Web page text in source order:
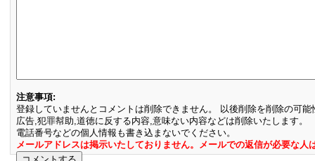
注意事項:
登録していませんとコメントは削除できません。 以後削除を削除の可
広告,犯罪幇助,道徳に反する内容,意味ない内容などは削除いたします。
電話番号などの個人情報も書き込まないでください。
メールアドレスは掲示いたしておりません。メールでの返信が必要な人